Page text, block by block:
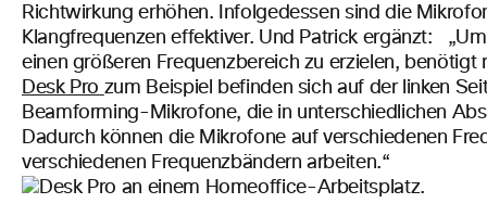
Richtwirkung erhöhen. Infolgedessen sind die
Klangfrequenzen effektiver. Und Patrick ergänzt:
einen größeren Frequenzbereich zu erzielen, benötigt
Desk Pro zum Beispiel befinden sich auf der linken
Beamforming-Mikrofone, die in unterschiedlichen
Dadurch können die Mikrofone auf verschiedenen
verschiedenen Frequenzbändern arbeiten.“